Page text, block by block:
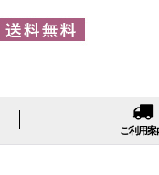
ご利用案